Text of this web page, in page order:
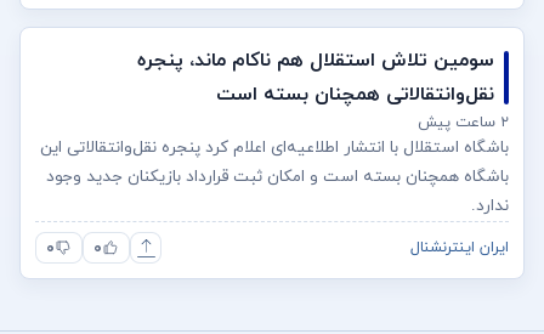
سومین تلاش استقلال هم ناکام ماند، پنجره
نقل‌وانتقالاتی همچنان بسته است
۲ ساعت پیش
باشگاه استقلال با انتشار اطلاعیه‌ای اعلام کرد پنجره نقل‌وانتقالاتی این
باشگاه همچنان بسته است و امکان ثبت قرارداد بازیکنان جدید وجود
ندارد.
ایران اینترنشنال ۰ ۰